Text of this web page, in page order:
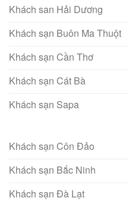
Khách san Hải Dương
Khách sạn Buôn Ma Thuột
Khách sạn Cần Thơ
Khách sạn Cát Bà
Khách sạn Sapa
Khách sạn Côn Đảo
Khách sạn Bắc Ninh
Khách sạn Đà Lạt